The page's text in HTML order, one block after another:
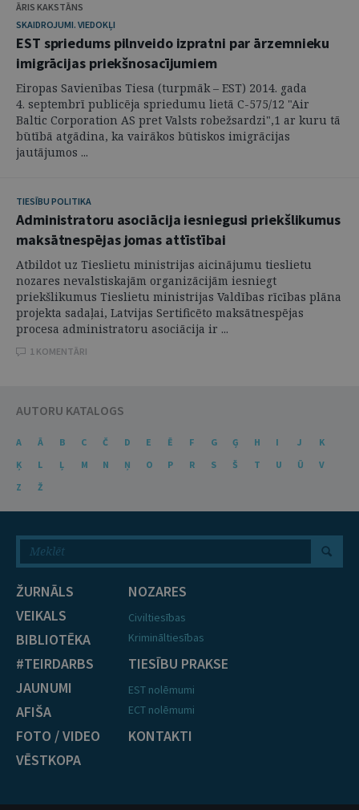
ĀRIS KAKSTĀNS
SKAIDROJUMI. VIEDOKĻI
EST spriedums pilnveido izpratni par ārzemnieku
imigrācijas priekšnosacījumiem
Eiropas Savienības Tiesa (turpmāk – EST) 2014. gada
4. septembrī publicēja spriedumu lietā C-575/12 "Air
Baltic Corporation AS pret Valsts robežsardzi",1 ar kuru tā
būtībā atgādina, ka vairākos būtiskos imigrācijas
jautājumos ...
TIESĪBU POLITIKA
Administratoru asociācija iesniegusi priekšlikumus
maksātnespējas jomas attīstībai
Atbildot uz Tieslietu ministrijas aicinājumu tieslietu
nozares nevalstiskajām organizācijām iesniegt
priekšlikumus Tieslietu ministrijas Valdības rīcības plāna
projekta sadaļai, Latvijas Sertificēto maksātnespējas
procesa administratoru asociācija ir ...
1 KOMENTĀRI
AUTORU KATALOGS
A Ā B C Č D E Ē F G Ģ H I J
K
Ķ
L Ļ M N Ņ O P R S Š T U Ū
V
Z
Ž
ŽURNĀLS
VEIKALS
BIBLIOTĒKA
#TEIRDARBS
JAUNUMI
AFIŠA
FOTO / VIDEO
VĒSTKOPA
NOZARES
Civiltiesības
Krimināltiesības
TIESĪBU PRAKSE
EST nolēmumi
ECT nolēmumi
KONTAKTI